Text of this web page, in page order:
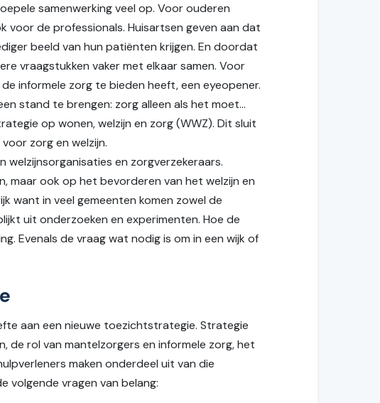
samenwerking veel op. Voor ouderen
voor de professionals. Huisartsen geven aan dat
beeld van hun patiënten krijgen. En doordat
vraagstukken vaker met elkaar samen. Voor
informele zorg te bieden heeft, een eyeopener.
stand te brengen: zorg alleen als het moet…
op wonen, welzijn en zorg (WWZ). Dit sluit
zorg en welzijn.
en zorgverzekeraars.
maar ook op het bevorderen van het welzijn en
want in veel gemeenten komen zowel de
uit onderzoeken en experimenten. Hoe de
Evenals de vraag wat nodig is om in een wijk of
aan een nieuwe toezichtstrategie. Strategie
de rol van mantelzorgers en informele zorg, het
maken onderdeel uit van die
volgende vragen van belang: